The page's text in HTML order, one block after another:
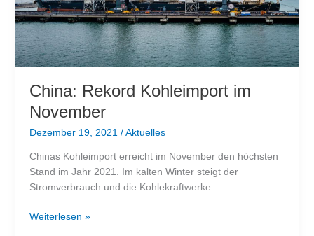
China: Rekord Kohleimport im
November
Dezember 19, 2021 / Aktuelles
Chinas Kohleimport erreicht im November den höchsten
Stand im Jahr 2021. Im kalten Winter steigt der
Stromverbrauch und die Kohlekraftwerke
China:
Weiterlesen »